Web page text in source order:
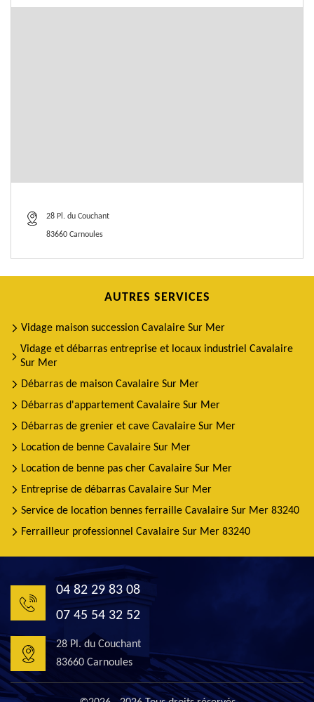
28 Pl. du Couchant
83660 Carnoules
AUTRES SERVICES
Vidage maison succession Cavalaire Sur Mer
Vidage et débarras entreprise et locaux industriel Cavalaire
Sur Mer
Débarras de maison Cavalaire Sur Mer
Débarras d'appartement Cavalaire Sur Mer
Débarras de grenier et cave Cavalaire Sur Mer
Location de benne Cavalaire Sur Mer
Location de benne pas cher Cavalaire Sur Mer
Entreprise de débarras Cavalaire Sur Mer
Service de location bennes ferraille Cavalaire Sur Mer 83240
Ferrailleur professionnel Cavalaire Sur Mer 83240
04 82 29 83 08
07 45 54 32 52
28 Pl. du Couchant
83660 Carnoules